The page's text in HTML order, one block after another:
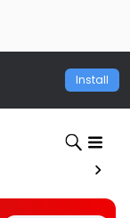
Install